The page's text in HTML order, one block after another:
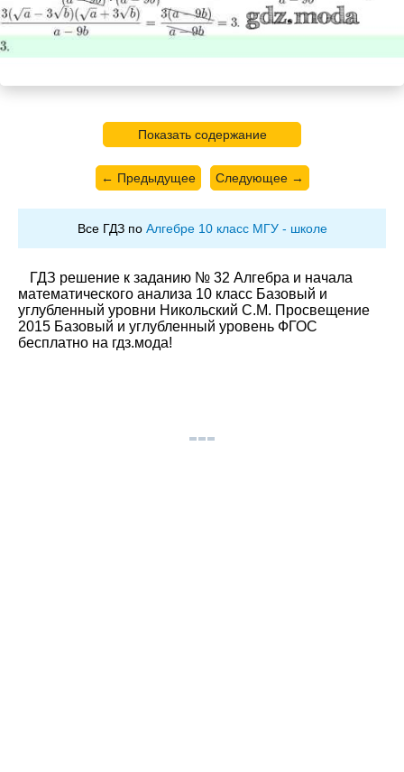
Показать содержание
← Предыдущее Следующее →
Все ГДЗ по Алгебре 10 класс МГУ - школе
ГДЗ решение к заданию № 32 Алгебра и начала
математического анализа 10 класс Базовый и
углубленный уровни Никольский С.М. Просвещение
2015 Базовый и углубленный уровень ФГОС
бесплатно на гдз.мода!